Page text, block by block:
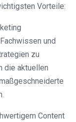
Vorteile:
und
zu
die aktuellen
Content